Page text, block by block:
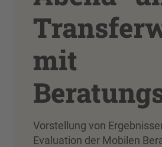
mit
Vorstellung von
Evaluation der Mobilen